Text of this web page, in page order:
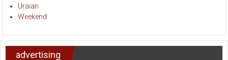
Weekend
advertising